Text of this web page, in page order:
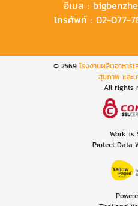
อีเมล :
โทรศัพท์ : 02-077-
© 2569 โรงงานผลิตอาหาร
สุขภาพ และเ
All rights
Work is
Protect Data